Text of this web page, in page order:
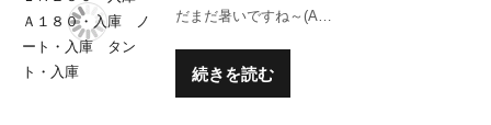
だまだ暑いですね～(A…
続きを読む